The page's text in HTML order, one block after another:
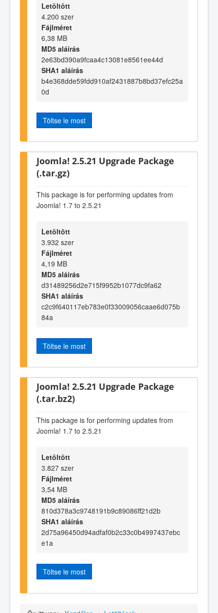
Letöltött
4.200 szer
Fájlméret
6,38 MB
MD5 aláírás
2e63bd390a9fcaa4c13081e8561ee44d
SHA1 aláírás
b4e368dde59fdd910af2431887b8bd37efc25a
0d
Töltse le most
Joomla! 2.5.21 Upgrade Package
(.tar.gz)
This package is for performing updates from
Joomla! 1.7 to 2.5.21
Letöltött
3.932 szer
Fájlméret
4,19 MB
MD5 aláírás
d31489256d2e715f9952b1077dc9fa62
SHA1 aláírás
c2c9f640117eb783e0f33009056caae6d075b
84a
Töltse le most
Joomla! 2.5.21 Upgrade Package
(.tar.bz2)
This package is for performing updates from
Joomla! 1.7 to 2.5.21
Letöltött
3.827 szer
Fájlméret
3,54 MB
MD5 aláírás
810d378a3c9748191b9c89086ff21d2b
SHA1 aláírás
2d75a96450d94adfaf0b2c33c0b4997437ebc
e1a
Töltse le most